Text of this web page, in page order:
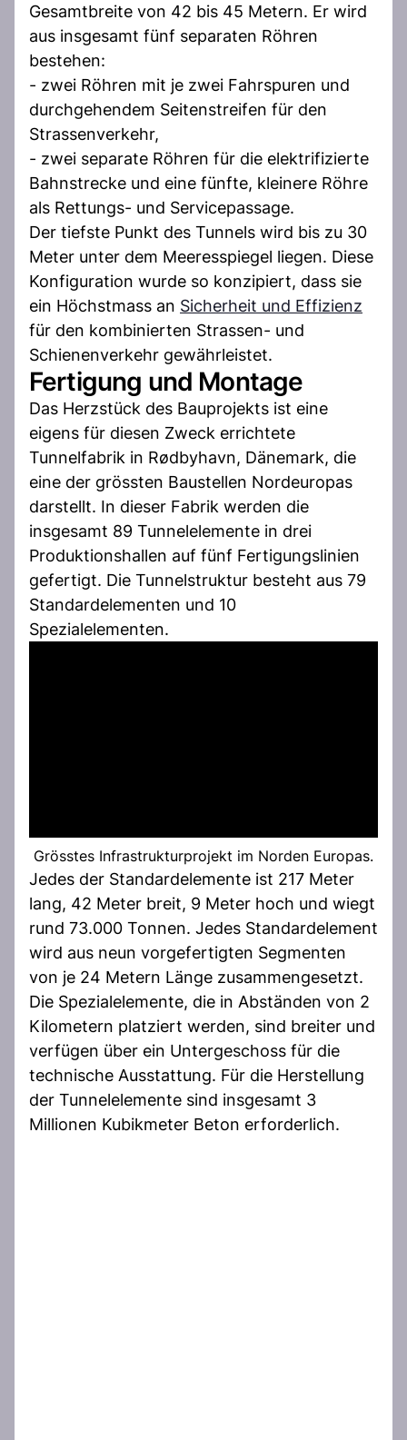
Gesamtbreite von 42 bis 45 Metern. Er wird
aus insgesamt fünf separaten Röhren
bestehen:
- zwei Röhren mit je zwei Fahrspuren und
durchgehendem Seitenstreifen für den
Strassenverkehr,
- zwei separate Röhren für die elektrifizierte
Bahnstrecke und eine fünfte, kleinere Röhre
als Rettungs- und Servicepassage.
Der tiefste Punkt des Tunnels wird bis zu 30
Meter unter dem Meeresspiegel liegen. Diese
Konfiguration wurde so konzipiert, dass sie
ein Höchstmass an Sicherheit und Effizienz
für den kombinierten Strassen- und
Schienenverkehr gewährleistet.
Fertigung und Montage
Das Herzstück des Bauprojekts ist eine
eigens für diesen Zweck errichtete
Tunnelfabrik in Rødbyhavn, Dänemark, die
eine der grössten Baustellen Nordeuropas
darstellt. In dieser Fabrik werden die
insgesamt 89 Tunnelelemente in drei
Produktionshallen auf fünf Fertigungslinien
gefertigt. Die Tunnelstruktur besteht aus 79
Standardelementen und 10
Spezialelementen.
Grösstes Infrastrukturprojekt im Norden Europas.
Jedes der Standardelemente ist 217 Meter
lang, 42 Meter breit, 9 Meter hoch und wiegt
rund 73.000 Tonnen. Jedes Standardelement
wird aus neun vorgefertigten Segmenten
von je 24 Metern Länge zusammengesetzt.
Die Spezialelemente, die in Abständen von 2
Kilometern platziert werden, sind breiter und
verfügen über ein Untergeschoss für die
technische Ausstattung. Für die Herstellung
der Tunnelelemente sind insgesamt 3
Millionen Kubikmeter Beton erforderlich.